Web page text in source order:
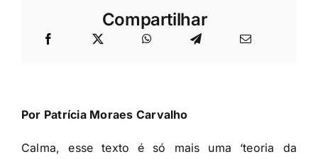
Compartilhar
Por Patrícia Moraes Carvalho
Calma, esse texto é só mais uma ‘teoria da